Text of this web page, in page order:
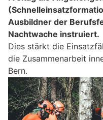
Ausbildner der
Nachtwache instruiert.
Dies stärkt die
die Zusammenarbeit
Bern.